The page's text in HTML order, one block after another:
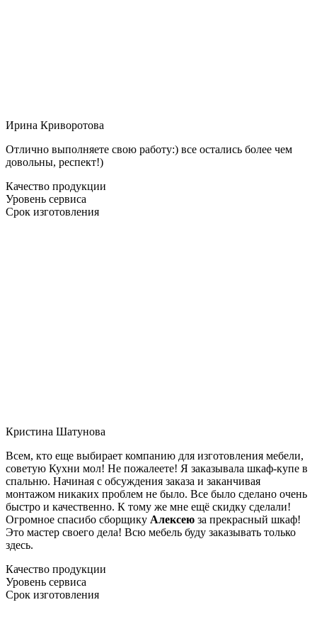
Ирина Криворотова
Отлично выполняете свою работу:) все остались более чем
довольны, респект!)
Качество продукции
Уровень сервиса
Срок изготовления
Кристина Шатунова
Всем, кто еще выбирает компанию для изготовления мебели,
советую Кухни мол! Не пожалеете! Я заказывала шкаф-купе в
спальню. Начиная с обсуждения заказа и заканчивая
монтажом никаких проблем не было. Все было сделано очень
быстро и качественно. К тому же мне ещё скидку сделали!
Огромное спасибо сборщику Алексею за прекрасный шкаф!
Это мастер своего дела! Всю мебель буду заказывать только
здесь.
Качество продукции
Уровень сервиса
Срок изготовления